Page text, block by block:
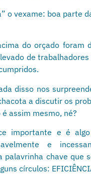
o vexame: boa parte
do orçado foram
de
disso nos
a discutir os
assim mesmo, né?
importante e é
e
palavrinha chave que
círculos: